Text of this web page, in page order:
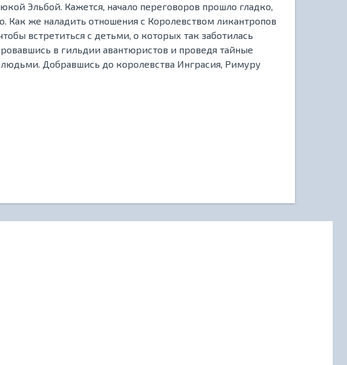
Эльбой. Кажется, начало переговоров прошло гладко,
Как же наладить отношения с Королевством ликантропов
встретиться с детьми, о которых так заботилась
в гильдии авантюристов и проведя тайные
Добравшись до королевства Инграсия, Римуру